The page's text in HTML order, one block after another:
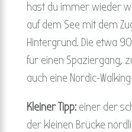
hast du immer wieder
auf dem See mit dem
Hintergrund. Die etwa
für einen Spaziergang,
auch eine Nordic-
Kleiner Tipp:einer der
der kleinen Brücke